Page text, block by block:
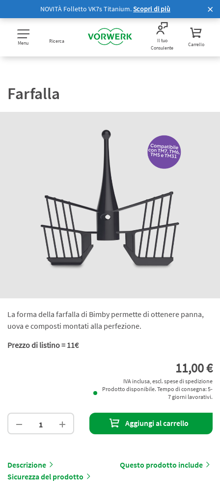
NOVITÀ Folletto VK7s Titanium.Scopri di più
Menu Ricerca
Il tuo
Consulente
Carrello
Farfalla
La forma della farfalla di Bimby permette di ottenere panna,
uova e composti montati alla perfezione.
Prezzo di listino = 11€
11,00 €
IVA inclusa, escl. spese di spedizione
Prodotto disponibile. Tempo di consegna: 5-
7 giorni lavorativi.
Aggiungi al carrello
Descrizione
Questo prodotto include
Sicurezza del prodotto